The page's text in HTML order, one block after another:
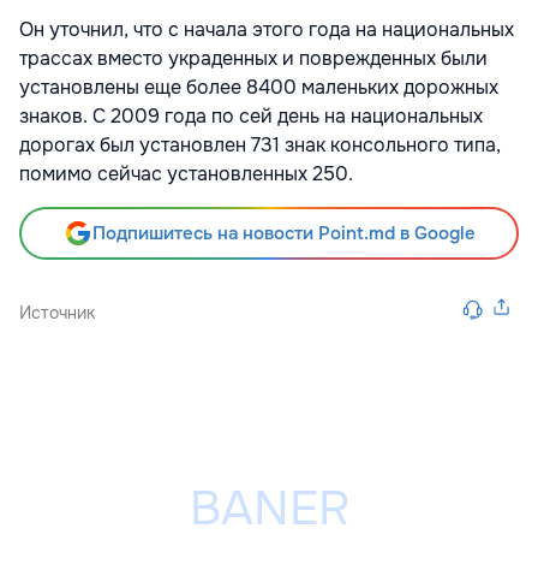
Он уточнил, что с начала этого года на национальных
трассах вместо украденных и поврежденных были
установлены еще более 8400 маленьких дорожных
знаков. С 2009 года по сей день на национальных
дорогах был установлен 731 знак консольного типа,
помимо сейчас установленных 250.
Подпишитесь на новости Point.md в Google
Источник